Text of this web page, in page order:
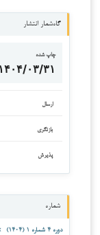
گاه‌شمار انتشار
چاپ شده
۱۴۰۴/۰۳/۳۱
ارسال
بازنگری
پذیرش
شماره
دوره ۴ شماره ۱ (۱۴۰۴)